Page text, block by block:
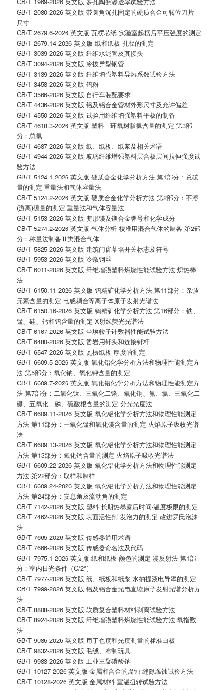
GB/T 2080-2026 英文版 带圆角沉孔固定的硬质合金可转位刀片
尺寸
GB/T 2679.6-2026 英文版 瓦楞芯纸 实验室起楞后平压强度的测定
GB/T 2679.14-2026 英文版 纸和纸板 孔径的测定
GB/T 3039-2026 英文版 纤维水泥管及其接头
GB/T 3094-2026 英文版 冷拔异型钢管
GB/T 3139-2026 英文版 纤维增强塑料导热系数试验方法
GB/T 3458-2026 英文版 钨粉
GB/T 3566-2026 英文版 自行车装配要求
GB/T 4436-2026 英文版 铝及铝合金管材外形尺寸及允许偏差
GB/T 4550-2026 英文版 试验用纤维增强塑料平板的制备
GB/T 4618.3-2026 英文版 塑料 环氧树脂氯含量的测定 第3部
分：总氯
GB/T 4687-2026 英文版 纸、纸板、纸浆及相关术语
GB/T 4944-2026 英文版 玻璃纤维增强塑料层合板层间拉伸强度试
验方法
GB/T 5124.1-2026 英文版 硬质合金化学分析方法 第1部分：总碳
量的测定 重量法和气体容量法
GB/T 5124.2-2026 英文版 硬质合金化学分析方法 第2部分：不溶
(游离)碳量的测定 重量法和气体容量法
GB/T 5153-2026 英文版 变形镁及镁合金牌号和化学成分
GB/T 5274.2-2026 英文版 气体分析 校准用混合气体的制备 第2部
分：称量法制备Ⅱ类混合气体
GB/T 5825-2026 英文版 建筑门窗幕墙开关标志及符号
GB/T 5953-2026 英文版 冷镦钢丝
GB/T 6011-2026 英文版 纤维增强塑料燃烧性能试验方法 炽热棒
法
GB/T 6150.11-2026 英文版 钨精矿化学分析方法 第11部分：杂质
元素含量的测定 电感耦合等离子体原子发射光谱法
GB/T 6150.16-2026 英文版 钨精矿化学分析方法 第16部分：铁、
锰、硅、钙和钨含量的测定 X射线荧光光谱法
GB/T 6167-2026 英文版 尘埃粒子计数器性能试验方法
GB/T 6480-2026 英文版 凿岩用钎头和连接钎杆
GB/T 6547-2026 英文版 瓦楞纸板 厚度的测定
GB/T 6609.5-2026 英文版 氧化铝化学分析方法和物理性能测定方
法 第5部分：氧化钠、氧化钾含量的测定
GB/T 6609.7-2026 英文版 氧化铝化学分析方法和物理性能测定方
法 第7部分：二氧化钛、三氧化二铬、氧化铜、氟、氯、三氧化二
硼、五氧化二磷、硫酸根含量的测定 分光光度法
GB/T 6609.11-2026 英文版 氧化铝化学分析方法和物理性能测定
方法 第11部分：一氧化锰和氧化镁含量的测定 火焰原子吸收光谱
法
GB/T 6609.13-2026 英文版 氧化铝化学分析方法和物理性能测定
方法 第13部分：氧化钙含量的测定 火焰原子吸收光谱法
GB/T 6609.22-2026 英文版 氧化铝化学分析方法和物理性能测定
方法 第22部分：取样和制样
GB/T 6609.24-2026 英文版 氧化铝化学分析方法和物理性能测定
方法 第24部分：安息角及流动角的测定
GB/T 7142-2026 英文版 塑料 长期热暴露后时间-温度极限的测定
GB/T 7462-2026 英文版 表面活性剂 发泡力的测定 改进罗氏泡沫
法
GB/T 7665-2026 英文版 传感器通用术语
GB/T 7666-2026 英文版 传感器命名法及代码
GB/T 7975.1-2026 英文版 纸和纸板 颜色的测定 漫反射法 第1部
分：室内日光条件（C/2°）
GB/T 7977-2026 英文版 纸、纸板和纸浆 水抽提液电导率的测定
GB/T 7999-2026 英文版 铝及铝合金光电直读原子发射光谱分析方
法
GB/T 8808-2026 英文版 软质复合塑料材料剥离试验方法
GB/T 8924-2026 英文版 纤维增强塑料燃烧性能试验方法 氧指数
法
GB/T 9086-2026 英文版 用于色度和光度测量的标准白板
GB/T 9832-2026 英文版 毛绒、布制玩具
GB/T 9983-2026 英文版 工业三聚磷酸钠
GB/T 10127-2026 英文版 金属和合金的腐蚀 缝隙腐蚀试验方法
GB/T 10128-2026 英文版 金属材料 室温扭转试验方法